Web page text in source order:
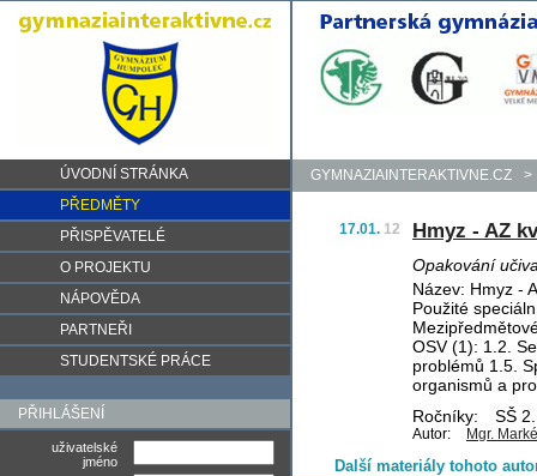
ÚVODNÍ STRÁNKA
PŘEDMĚTY
PŘISPĚVATELÉ
O PROJEKTU
NÁPOVĚDA
PARTNEŘI
STUDENTSKÉ PRÁCE
PŘIHLÁŠENÍ
uživatelské
jméno
GYMNAZIAINTERAKTIVNE.CZ >
17.01. 12 Hmyz - AZ
Opakování
Název: Hmyz -
Použité
OSV (1): 1.2.
problémů 1.5.
organismů a
Ročníky:
SŠ
Autor: Mgr.
Další materiály tohoto